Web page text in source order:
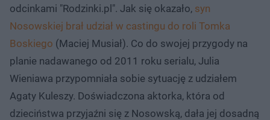
odcinkami "Rodzinki.pl". Jak się okazało, syn
Nosowskiej brał udział w castingu do roli Tomka
Boskiego (Maciej Musiał). Co do swojej przygody na
planie nadawanego od 2011 roku serialu, Julia
Wieniawa przypomniała sobie sytuację z udziałem
Agaty Kuleszy. Doświadczona aktorka, która od
dzieciństwa przyjaźni się z Nosowską, dała jej dosadną